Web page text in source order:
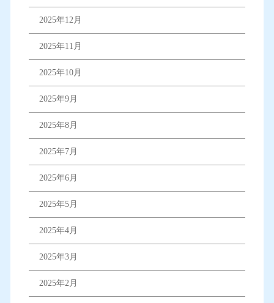
2025年12月
2025年11月
2025年10月
2025年9月
2025年8月
2025年7月
2025年6月
2025年5月
2025年4月
2025年3月
2025年2月